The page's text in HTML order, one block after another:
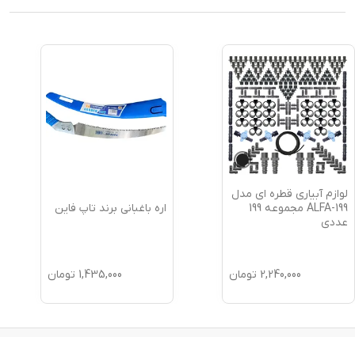
لوازم آبیاری قطره ای مدل
ALFA-199 مجموعه 199
عددی
2,240,000 تومان
اره باغبانی برند تاپ فاین
1,435,000 تومان